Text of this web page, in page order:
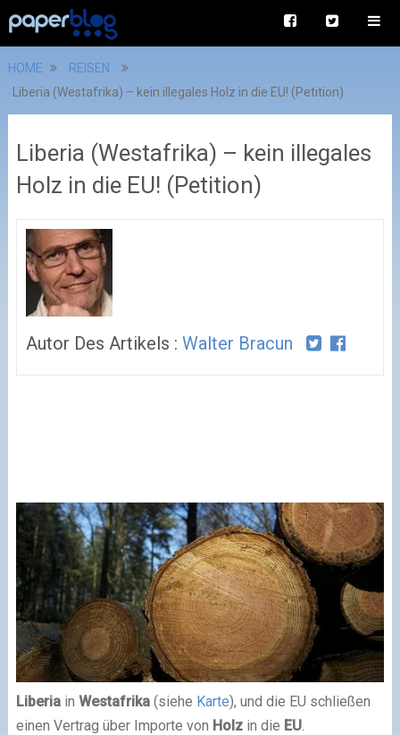
HOME
REISEN
Liberia (Westafrika) – kein illegales Holz in die EU! (Petition)
Liberia (Westafrika) – kein illegales
Holz in die EU! (Petition)
Autor Des Artikels : Walter Bracun
Liberia in Westafrika (siehe Karte), und die EU schließen
einen Vertrag über Importe von Holz in die EU.